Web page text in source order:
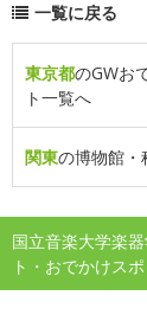
一覧に戻る
東京都のGWお
ト一覧へ
関東の博物館・
国立音楽大学楽
ト・おでかけス